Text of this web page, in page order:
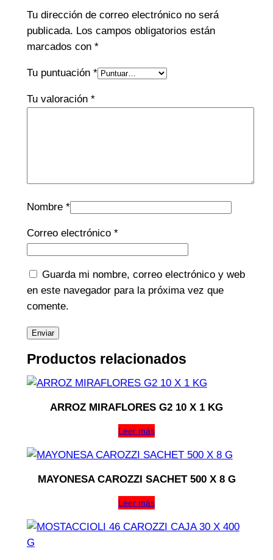
Tu dirección de correo electrónico no será
publicada. Los campos obligatorios están
marcados con *
Tu puntuación *
Tu valoración *
Nombre *
Correo electrónico *
Guarda mi nombre, correo electrónico y web
en este navegador para la próxima vez que
comente.
Productos relacionados
ARROZ MIRAFLORES G2 10 X 1 KG
Leer más
MAYONESA CAROZZI SACHET 500 X 8 G
Leer más